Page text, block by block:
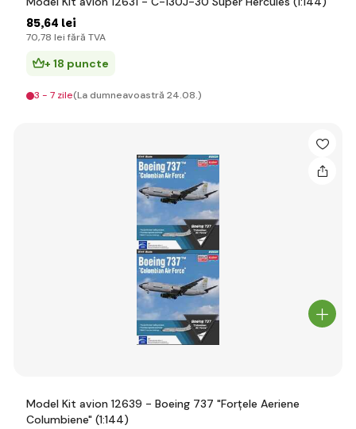
85,64 lei
70,78 lei fără TVA
+ 18 puncte
3 - 7 zile(La dumneavoastră 24.08.)
Model Kit avion 12639 - Boeing 737 "Forțele Aeriene
Columbiene" (1:144)